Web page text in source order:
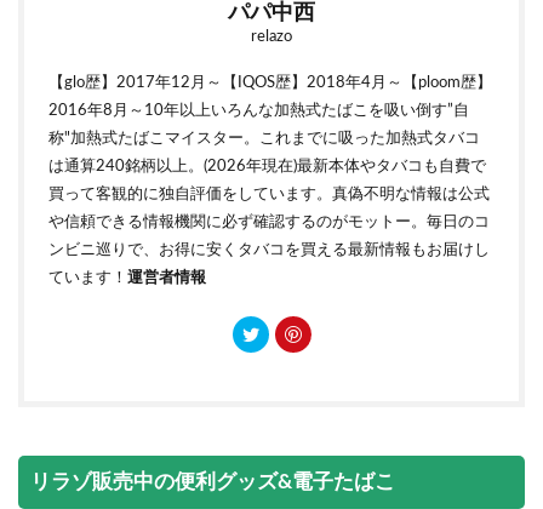
パパ中西
relazo
【glo歴】2017年12月～【IQOS歴】2018年4月～【ploom歴】
2016年8月～10年以上いろんな加熱式たばこを吸い倒す”自
称"加熱式たばこマイスター。これまでに吸った加熱式タバコ
は通算240銘柄以上。(2026年現在)最新本体やタバコも自費で
買って客観的に独自評価をしています。真偽不明な情報は公式
や信頼できる情報機関に必ず確認するのがモットー。毎日のコ
ンビニ巡りで、お得に安くタバコを買える最新情報もお届けし
ています！ 運営者情報
リラゾ販売中の便利グッズ&電子たばこ